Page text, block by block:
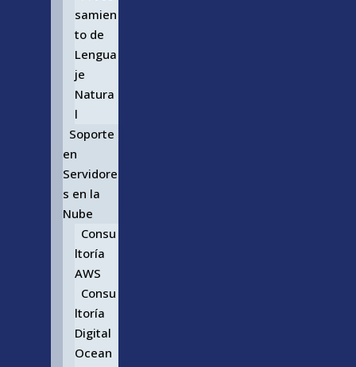
samien
to de
Lengua
je
Natura
l
Soporte
en
Servidore
s en la
Nube
Consu
ltoría
AWS
Consu
ltoría
Digital
Ocean